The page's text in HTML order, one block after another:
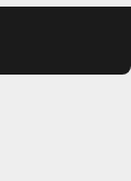
Karhutla,